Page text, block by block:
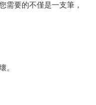
需要的不僅是一支筆，
。